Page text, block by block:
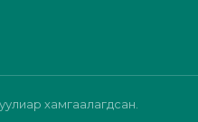
хамгаалагдсан.